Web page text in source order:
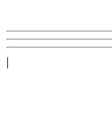
|